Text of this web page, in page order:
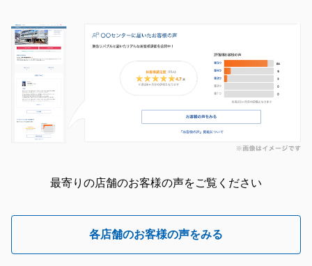
最寄りの店舗のお客様の声をご覧ください
各店舗のお客様の声をみる